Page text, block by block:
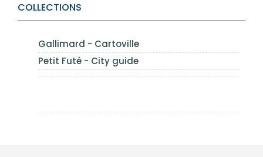
COLLECTIONS
Gallimard - Cartoville
Petit Futé - City guide